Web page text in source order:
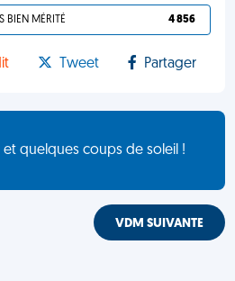
BIEN MÉRITÉ 4 856
Tweet Partager
quelques coups de soleil !
VDM SUIVANTE